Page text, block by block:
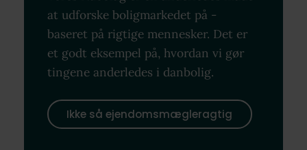
at udforske boligmarkedet på -
baseret på rigtige mennesker. Det er
et godt eksempel på, hvordan vi gør
tingene anderledes i danbolig.
Ikke så ejendomsmægleragtig